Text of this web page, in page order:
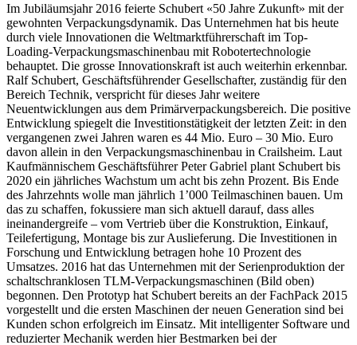
Im Jubiläumsjahr 2016 feierte Schubert «50 Jahre Zukunft» mit der
gewohnten Verpackungsdynamik. Das Unternehmen hat bis heute
durch viele Innovationen die Weltmarktführerschaft im Top-
Loading-Verpackungsmaschinenbau mit Robotertechnologie
behauptet. Die grosse Innovationskraft ist auch weiterhin erkennbar.
Ralf Schubert, Geschäftsführender Gesellschafter, zuständig für den
Bereich Technik, verspricht für dieses Jahr weitere
Neuentwicklungen aus dem Primärverpackungsbereich. Die positive
Entwicklung spiegelt die Investitionstätigkeit der letzten Zeit: in den
vergangenen zwei Jahren waren es 44 Mio. Euro – 30 Mio. Euro
davon allein in den Verpackungsmaschinenbau in Crailsheim. Laut
Kaufmännischem Geschäftsführer Peter Gabriel plant Schubert bis
2020 ein jährliches Wachstum um acht bis zehn Prozent. Bis Ende
des Jahrzehnts wolle man jährlich 1’000 Teilmaschinen bauen. Um
das zu schaffen, fokussiere man sich aktuell darauf, dass alles
ineinandergreife – vom Vertrieb über die Konstruktion, Einkauf,
Teilefertigung, Montage bis zur Auslieferung. Die Investitionen in
Forschung und Entwicklung betragen hohe 10 Prozent des
Umsatzes. 2016 hat das Unternehmen mit der Serienproduktion der
schaltschranklosen TLM-Verpackungsmaschinen (Bild oben)
begonnen. Den Prototyp hat Schubert bereits an der FachPack 2015
vorgestellt und die ersten Maschinen der neuen Generation sind bei
Kunden schon erfolgreich im Einsatz. Mit intelligenter Software und
reduzierter Mechanik werden hier Bestmarken bei der